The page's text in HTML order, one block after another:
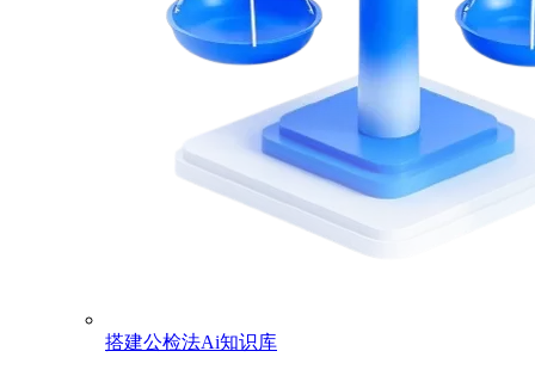
搭建公检法Ai知识库